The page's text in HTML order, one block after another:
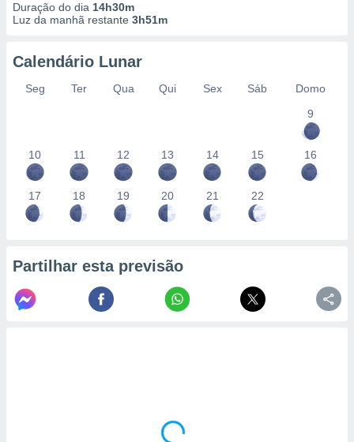
Duração do dia 14h30m
Luz da manhã restante 3h51m
Calendário Lunar
Seg Ter Qua Qui Sex Sáb
Domo
9
10 11 12 13 14 15 16
17 18 19 20 21 22
Partilhar esta previsão